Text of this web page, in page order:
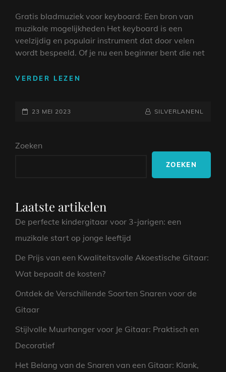
Gratis bladmuziek voor keyboard: Een bron van
muzikale mogelijkheden Het keyboard is een
veelzijdig en populair instrument dat door velen
wordt bespeeld. Of je nu een beginner bent die net
VERDER LEZEN
GEPLAATST
23 MEI 2023 NAAMREGEL
BYLINE
SILVERLANENL
Zoeken
ZOEKEN
Laatste artikelen
De perfecte kindergitaar voor 3-jarigen: een
muzikale start op jonge leeftijd
De Prijs van een Kwaliteitsvolle Akoestische Gitaar:
Wat bepaalt de kosten?
Ontdek de Verschillende Soorten Snaren voor de
Gitaar
Stijlvolle Muurhanger voor Je Gitaar: Praktisch en
Decoratief
Het Belang van de Snaren van een Gitaar: Klank,